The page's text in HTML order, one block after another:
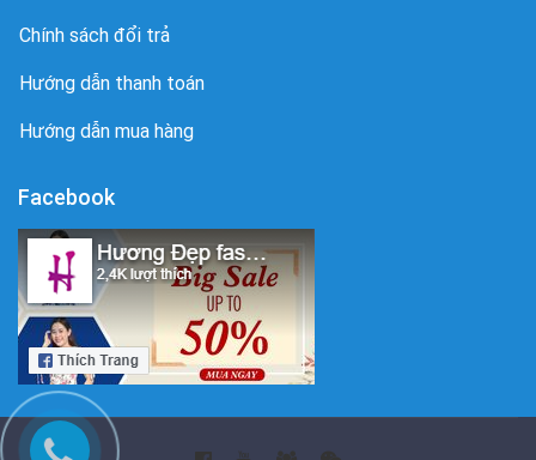
Chính sách đổi trả
Hướng dẫn thanh toán
Hướng dẫn mua hàng
Facebook